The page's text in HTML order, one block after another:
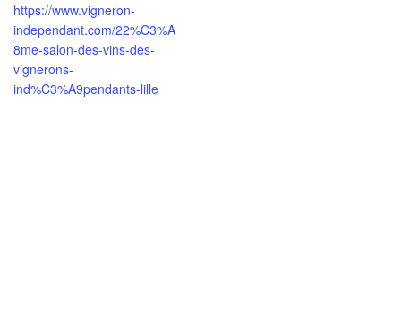
https://www.vigneron-
independant.com/22%C3%A
8me-salon-des-vins-des-
vignerons-
ind%C3%A9pendants-lille